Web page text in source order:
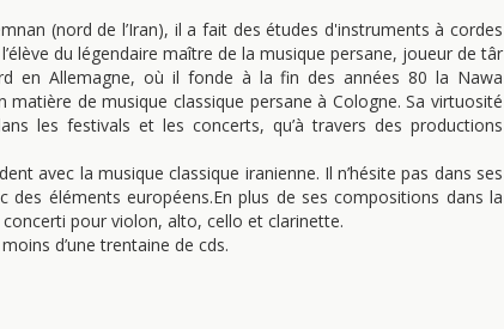
(nord de l’Iran), il a fait des études d'instruments à cordes
du légendaire maître de la musique persane, joueur de târ
en Allemagne, où il fonde à la fin des années 80 la Nawa
de musique classique persane à Cologne. Sa virtuosité
les festivals et les concerts, qu’à travers des productions
avec la musique classique iranienne. Il n’hésite pas dans ses
éléments européens.En plus de ses compositions dans la
pour violon, alto, cello et clarinette.
d’une trentaine de cds.